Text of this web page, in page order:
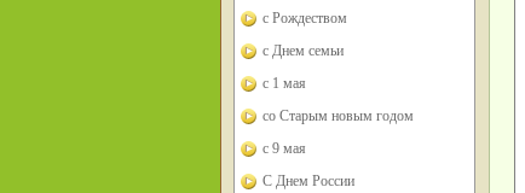
с Рождеством
с Днем семьи
с 1 мая
со Старым новым годом
с 9 мая
С Днем России